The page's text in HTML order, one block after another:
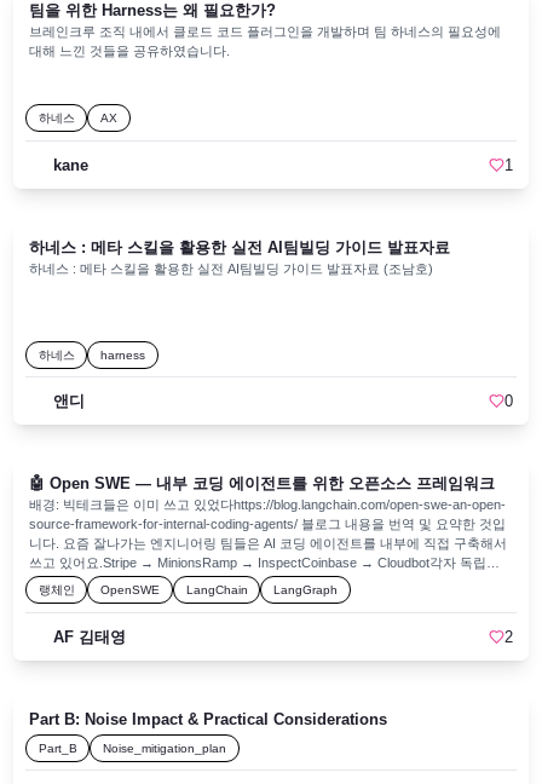
팀을 위한 Harness는 왜 필요한가?
브레인크루 조직 내에서 클로드 코드 플러그인을 개발하며 팀 하네스의 필요성에
대해 느낀 것들을 공유하였습니다.
하네스 AX
kane 1
하네스 : 메타 스킬을 활용한 실전 AI팀빌딩 가이드 발표자료
하네스 : 메타 스킬을 활용한 실전 AI팀빌딩 가이드 발표자료 (조남호)
하네스 harness
앤디 0
🤖 Open SWE — 내부 코딩 에이전트를 위한 오픈소스 프레임워크
배경: 빅테크들은 이미 쓰고 있었다https://blog.langchain.com/open-swe-an-open-
source-framework-for-internal-coding-agents/ 블로그 내용을 번역 및 요약한 것입
니다. 요즘 잘나가는 엔지니어링 팀들은 AI 코딩 에이전트를 내부에 직접 구축해서
쓰고 있어요.Stripe → MinionsRamp → InspectCoinbase → Cloudbot각자 독립적
으로 만들었지만, 놀랍게도 비슷한 아키텍처 패턴으로 수렴했습니다. LangChain은
이 공통 패턴을 분석해서 누구나 쓸 수 있는 오픈소스 프레임워크로 만든 게 바로
Agents + LangGraph기존 에이전트를 포크하거나 처음부터 만드는 대신, Deep
Agents 프레임워크 위에 조합(compose) 하는 방식을 택했어요. Ramp가
클라우드 환경각 작업은 독립된 클라우드 샌드박스에서 실행됩니다. 실수가 발생
해도 프로덕션 시스템에 영향 없이 격리돼요.지원 샌드박스 프로바이더: Modal,
Daytona, Runloop, LangSmith (직접 구현도 가능)3. 🛠️ 도구(Tool): 적게, 하지만 정
밀하게Stripe는 약 500개의 도구를 보유하지만 "도구의 양보다 품질이 중요"하다고
랭체인 OpenSWE LangChain LangGraph
AF 김태영 2
Part B: Noise Impact & Practical Considerations
Part_B Noise_mitigation_plan